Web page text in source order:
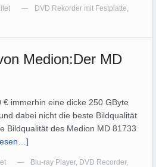
— DVD Rekorder mit Festplatte,
Medion:Der MD
immerhin eine dicke 250 GByte
dabei nicht die beste Bildqualität
Bildqualität des Medion MD 81733
— Blu-ray Player, DVD Recorder,